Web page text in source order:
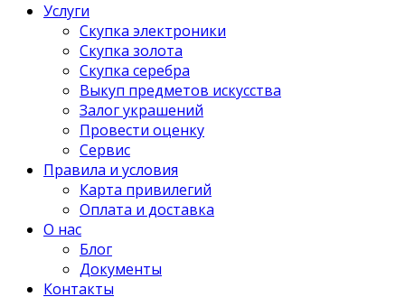
Услуги
Скупка электроники
Скупка золота
Скупка серебра
Выкуп предметов искусства
Залог украшений
Провести оценку
Сервис
Правила и условия
Карта привилегий
Оплата и доставка
О нас
Блог
Документы
Контакты